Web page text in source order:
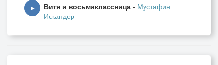
▶ Витя и восьмиклассница - Мустафин
Искандер